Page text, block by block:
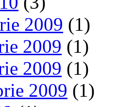
2009 (1)
2009 (1)
2009 (1)
2009 (1)